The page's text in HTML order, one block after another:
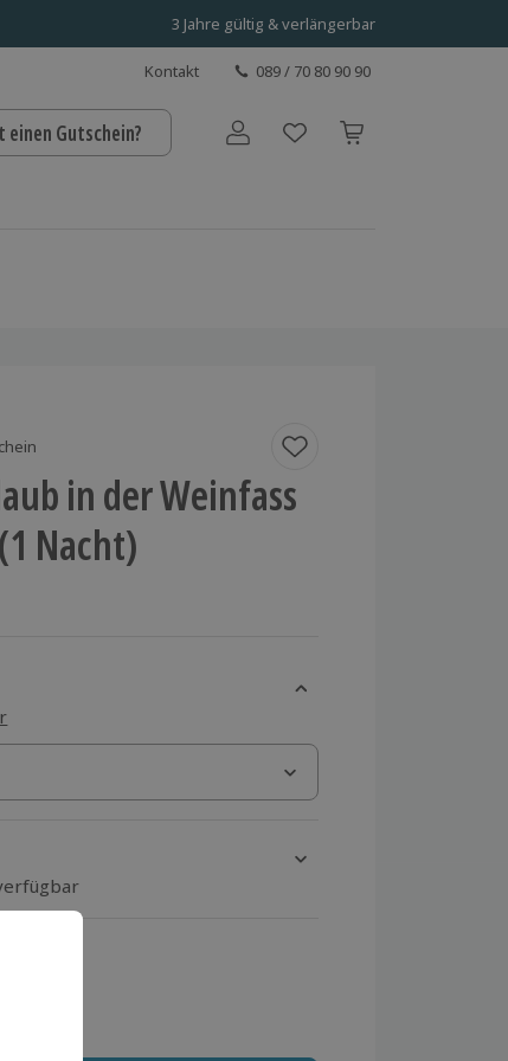
3 Jahre gültig & verlängerbar
Kontakt 089 / 70 80 90 90
einen Gutschein? Benutzerkonto
in der Weinfass
Nacht)